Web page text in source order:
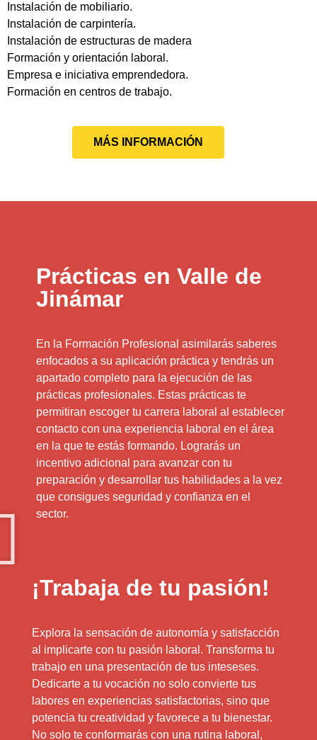
Instalación de mobiliario.
Instalación de carpintería.
Instalación de estructuras de madera
Formación y orientación laboral.
Empresa e iniciativa emprendedora.
Formación en centros de trabajo.
MÁS INFORMACIÓN
Prácticas en Valle de
Jinámar
En la Formación Profesional asimilarás saberes
enfocados a su aplicación práctica y tendrás un
apartado completo para la ejecución de las
prácticas profesionales. Estas prácticas te
permitiran escoger tu carrera laboral al establecer
contacto con una experiencia laboral en el área
en la que te estás formando. Lograrás un
incentivo adicional para avanzar con tu
preparación y desarrollar tus habilidades a la vez
que consigues seguridad y confianza en el
sector.
¡Trabaja de tu pasión!
Explora la sensación de autonomía y satisfacción
al implicarte con tu pasión laboral. Transforma tu
trabajo en una presentación de tus inteseses.
Dedicarte a tu vocación no solo convierte tus
labores en experiencias satisfactorias, sino que
potencia tu creatividad y favorece a tu bienestar.
No solo te conformarás con una rutina laboral,